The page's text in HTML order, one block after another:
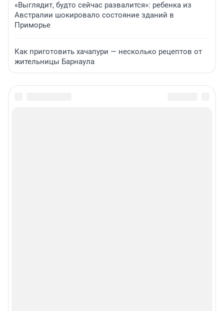
«Выглядит, будто сейчас развалится»: ребенка из
Австралии шокировало состояние зданий в
Приморье
Как приготовить хачапури — несколько рецептов от
жительницы Барнаула